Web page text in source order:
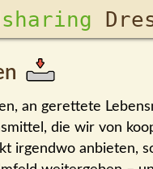
sharing
an gerettete
die wir von
irgendwo anbieten,